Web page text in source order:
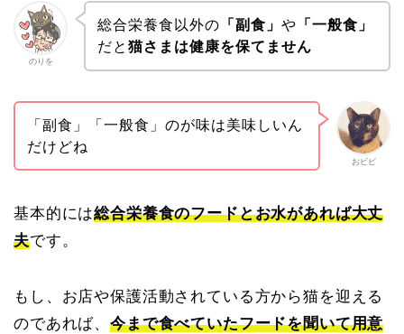
のりを
総合栄養食以外の 「副食」 や 「一般食」
だと 猫さまは健康を保てません
おビビ
「副食」「一般食」のが味は美味しいん
だけどね
基本的には総合栄養食のフードとお水があれば大丈
夫です。
もし、お店や保護活動されている方から猫を迎える
のであれば、今まで食べていたフードを聞いて用意